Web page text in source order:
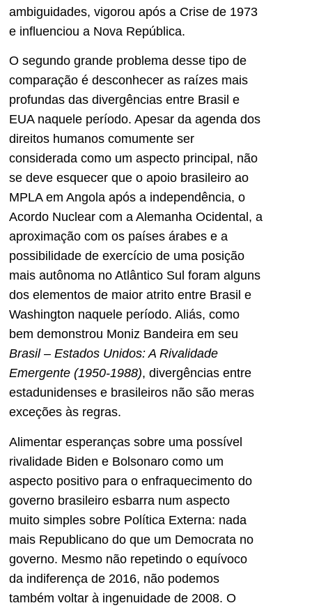
ambiguidades, vigorou após a Crise de 1973
e influenciou a Nova República.
O segundo grande problema desse tipo de
comparação é desconhecer as raízes mais
profundas das divergências entre Brasil e
EUA naquele período. Apesar da agenda dos
direitos humanos comumente ser
considerada como um aspecto principal, não
se deve esquecer que o apoio brasileiro ao
MPLA em Angola após a independência, o
Acordo Nuclear com a Alemanha Ocidental, a
aproximação com os países árabes e a
possibilidade de exercício de uma posição
mais autônoma no Atlântico Sul foram alguns
dos elementos de maior atrito entre Brasil e
Washington naquele período. Aliás, como
bem demonstrou Moniz Bandeira em seu
Brasil – Estados Unidos: A Rivalidade
Emergente (1950-1988), divergências entre
estadunidenses e brasileiros não são meras
exceções às regras.
Alimentar esperanças sobre uma possível
rivalidade Biden e Bolsonaro como um
aspecto positivo para o enfraquecimento do
governo brasileiro esbarra num aspecto
muito simples sobre Política Externa: nada
mais Republicano do que um Democrata no
governo. Mesmo não repetindo o equívoco
da indiferença de 2016, não podemos
também voltar à ingenuidade de 2008. O